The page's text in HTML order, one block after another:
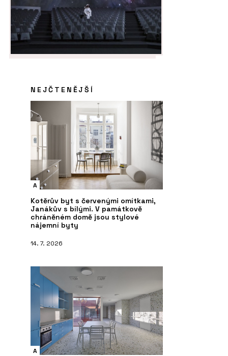
NEJČTENĚJŠÍ
A
Kotěrův byt s červenými omítkami,
Janákův s bílými. V památkově
chráněném domě jsou stylové
nájemní byty
14. 7. 2026
A